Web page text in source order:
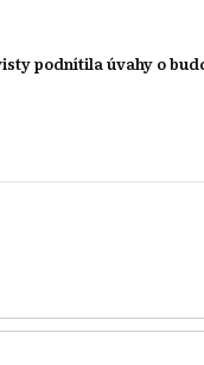
podnítila úvahy o